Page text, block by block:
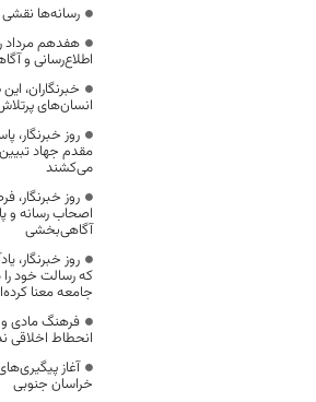
رسانه‌ها نقشی
هفدهم مرداد
اطلاع‌رسانی و
خبرنگاران،
انسان‌های
روز
مقدم جهاد
می‌کشند
روز خبرنگار،
اصحاب رسانه و
آگاهی‌بخشی
روز
که رسالت خود
جامعه معنا
فرهنگ مادی و
انحطاط اخلاقی
آغاز
خراسان جنوبی